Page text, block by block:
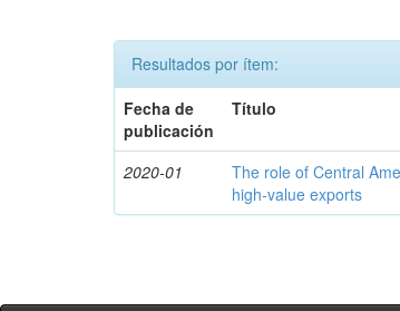
Resultados por ítem:
Fecha de
publicación
Título
2020-01
The role of Central
high-value exports